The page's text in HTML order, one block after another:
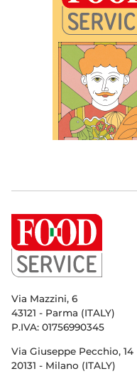
Via Mazzini, 6
43121 - Parma (ITALY)
P.IVA: 01756990345
Via Giuseppe Pecchio, 14
20131 - Milano (ITALY)